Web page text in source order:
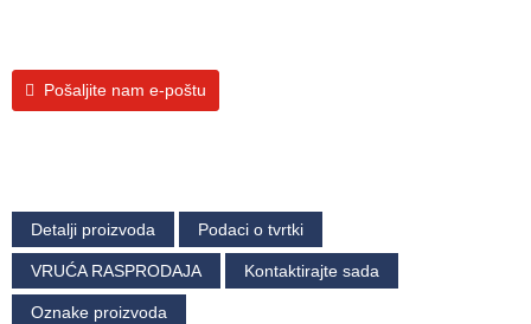
Pošaljite nam e-poštu
Detalji proizvoda Podaci o tvrtki
VRUĆA RASPRODAJA Kontaktirajte sada
Oznake proizvoda